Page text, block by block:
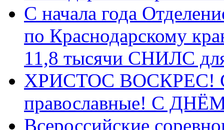
С начала года
по Краснодарскому
11,8 тысячи СНИЛС
ХРИСТОС ВОСКРЕС! С
православные! C
Всероссийские